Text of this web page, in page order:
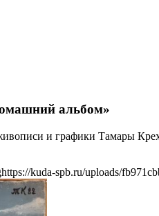
альбом»
и графики Тамары
https://kuda-spb.ru/uploads/